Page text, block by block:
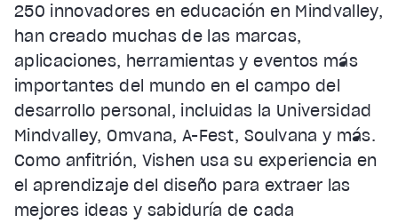
250 innovadores en educación en Mindvalley,
han creado muchas de las marcas,
aplicaciones, herramientas y eventos más
importantes del mundo en el campo del
desarrollo personal, incluidas la Universidad
Mindvalley, Omvana, A-Fest, Soulvana y más.
Como anfitrión, Vishen usa su experiencia en
el aprendizaje del diseño para extraer las
mejores ideas y sabiduría de cada